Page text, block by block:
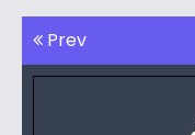
Prev